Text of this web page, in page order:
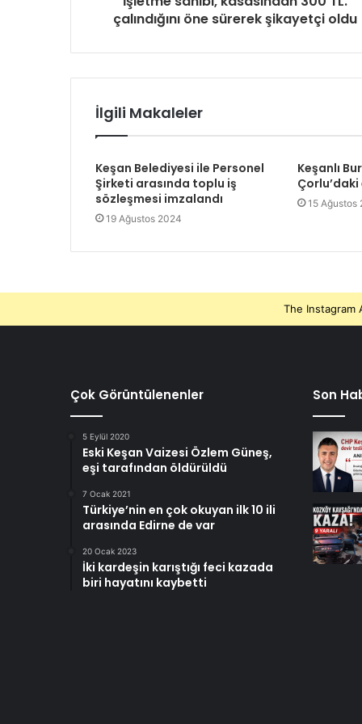
çalındığını öne sürerek şikayetçi oldu
İlgili Makaleler
Keşan Belediyesi ile Personel
Şirketi arasında toplu iş
sözleşmesi imzalandı
19 Ağustos 2024
Keşanlı
15 Ağustos
The Instagram
Çok Görüntülenenler
5 Eylül 2020
Eski Keşan Vaizesi Özlem Güneş,
eşi tarafından öldürüldü
7 Ocak 2021
Türkiye’nin en çok okuyan ilk 10 ili
arasında Edirne de var
20 Ocak 2023
İki kardeşin karıştığı feci kazada
biri hayatını kaybetti
Son